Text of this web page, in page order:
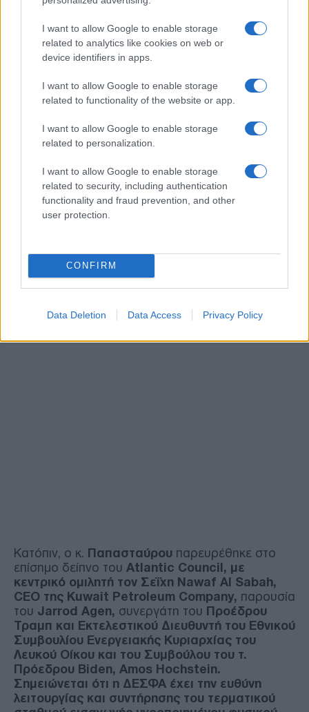
I want to allow Google to enable storage
related to analytics like cookies on web or
device identifiers in apps.
I want to allow Google to enable storage
related to functionality of the website or app.
I want to allow Google to enable storage
related to personalization.
I want to allow Google to enable storage
related to security, including authentication
functionality and fraud prevention, and other
user protection.
CONFIRM
Data Deletion Data Access Privacy Policy
Αιγύπτου (GREGY). Ο κ. Παπασταύρου
προσκάλεσε τονΑιγύπτιο ομόλογό του να
πραγματοποιήσει επίσκεψη στην
πρόσκληση.
Κατόπιν, ο κ. Παπασταύρου παρευρέθηκε στο
επίσημο δείπνο του Atlantic Council, με
κεντρικό ομιλητή τον Σεΐχη Nawaf Al Sabah,
CEO της Kuwait Petroleum Company, παρουσία
του Jarrod Agen, συνεργάτη του Προέδρου
Τραμπ και Εκτελεστικού Διευθυντή του Εθνικού
Συμβουλίου Ενεργειακής Κυριαρχίας του
Λευκού Οίκου και του Συμβούλου του τ.
Πρόεδρου Biden, Amos Hochstein.
Σημειώνεται ότι η ΔΕΣΦΑ έχει την ευθύνη
λειτουργίας και συντήρησης του τερματικού